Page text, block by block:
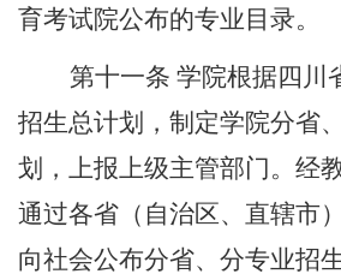
育考试院公布的专业目录。
第十一条 学院根据四川
招生总计划，制定学院分省
划，上报上级主管部门。经
通过各省（自治区、直辖市
向社会公布分省、分专业招生